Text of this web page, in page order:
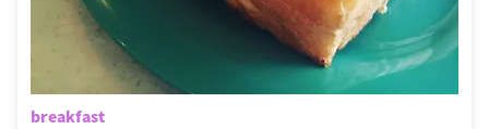
breakfast